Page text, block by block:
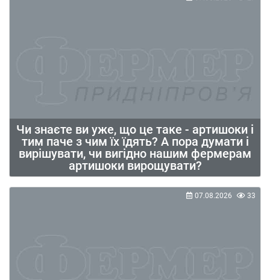
Чи знаєте ви уже, що це таке - артишоки і
тим паче з чим їх їдять? А пора думати і
вирішувати, чи вигідно нашим фермерам
артишоки вирощувати?
07.08.2026 33